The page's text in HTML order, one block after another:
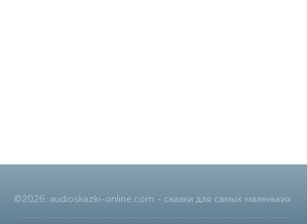
©2026. audioskazki-online.com - сказки для самых маленьких